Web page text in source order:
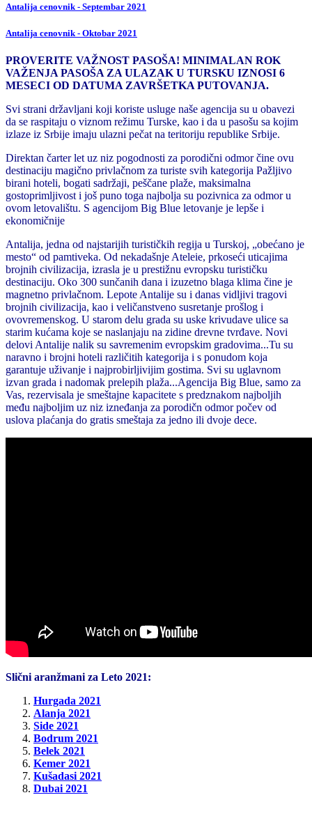
Antalija cenovnik - Septembar 2021
Antalija cenovnik - Oktobar 2021
PROVERITE VAŽNOST PASOŠA! MINIMALAN ROK
VAŽENJA PASOŠA ZA ULAZAK U TURSKU IZNOSI 6
MESECI OD DATUMA ZAVRŠETKA PUTOVANJA.
Svi strani državljani koji koriste usluge naše agencija su u obavezi
da se raspitaju o viznom režimu Turske, kao i da u pasošu sa kojim
izlaze iz Srbije imaju ulazni pečat na teritoriju republike Srbije.
Direktan čarter let uz niz pogodnosti za porodični odmor čine ovu
destinaciju magično privlačnom za turiste svih kategorija Pažljivo
birani hoteli, bogati sadržaji, peščane plaže, maksimalna
gostoprimljivost i još puno toga najbolja su pozivnica za odmor u
ovom letovalištu. S agencijom Big Blue letovanje je lepše i
ekonomičnije
Antalija, jedna od najstarijih turističkih regija u Turskoj, „obećano je
mesto“ od pamtiveka. Od nekadašnje Ateleie, prkoseći uticajima
brojnih civilizacija, izrasla je u prestižnu evropsku turističku
destinaciju. Oko 300 sunčanih dana i izuzetno blaga klima čine je
magnetno privlačnom. Lepote Antalije su i danas vidljivi tragovi
brojnih civilizacija, kao i veličanstveno susretanje prošlog i
ovovremenskog. U starom delu grada su uske krivudave ulice sa
starim kućama koje se naslanjaju na zidine drevne tvrđave. Novi
delovi Antalije nalik su savremenim evropskim gradovima...Tu su
naravno i brojni hoteli različitih kategorija i s ponudom koja
garantuje uživanje i najprobirljivijim gostima. Svi su uglavnom
izvan grada i nadomak prelepih plaža...Agencija Big Blue, samo za
Vas, rezervisala je smeštajne kapacitete s predznakom najboljih
među najboljim uz niz izneđanja za porodičn odmor počev od
uslova plaćanja do gratis smeštaja za jedno ili dvoje dece.
Slični aranžmani za Leto 2021:
Hurgada 2021
Alanja 2021
Side 2021
Bodrum 2021
Belek 2021
Kemer 2021
Kušadasi 2021
Dubai 2021